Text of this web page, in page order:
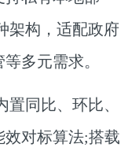
架构，适配政府
多元需求。
置同比、环比、
对标算法;搭载